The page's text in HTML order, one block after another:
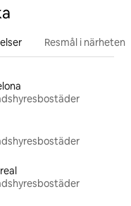
Resmål i närheten